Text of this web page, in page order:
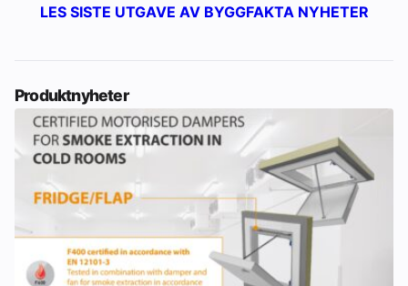
LES SISTE UTGAVE AV BYGGFAKTA NYHETER
Produktnyheter